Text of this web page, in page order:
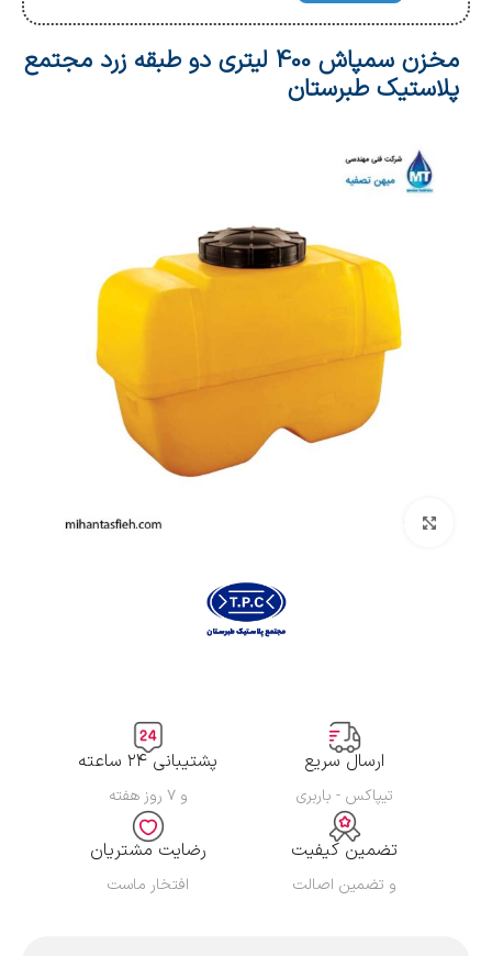
مخزن سمپاش 400 لیتری دو طبقه زرد مجتمع
پلاستیک طبرستان
بزرگنمایی تصویر
ارسال سریع
تیپاکس - باربری
پشتیبانی ۲۴ ساعته
و ۷ روز هفته
تضمین کیفیت
و تضمین اصالت
رضایت مشتریان
افتخار ماست